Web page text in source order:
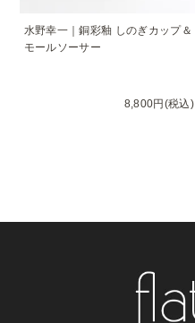
水野幸一｜銅彩釉 しのぎカップ＆
モールソーサー
8,800円(税込)